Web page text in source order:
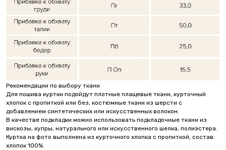
Рекомендации по выбору ткани
Для пошива куртки подойдут плотные плащевые ткани, курточный
хлопок с пропиткой или без, костюмные ткани из шерсти с
добавлением синтетических или искусственных волокон.
В качестве подкладки можно использовать подкладочные ткани из
вискозы, купры, натурального или искусственного шелка, полиэстера.
Куртка на фото выполнена из курточного хлопка с пропиткой, состав:
хлопок 100%.